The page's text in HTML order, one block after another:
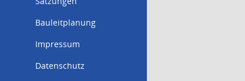
Bauleitplanung
Impressum
Datenschutz